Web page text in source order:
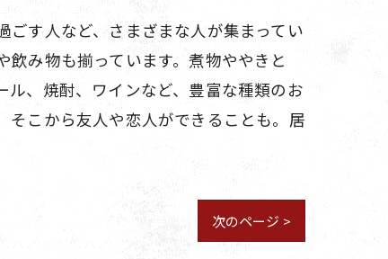
す人など、さまざまな人が集まってい
み物も揃っています。煮物ややきと
ル、焼酎、ワインなど、豊富な種類のお
そこから友人や恋人ができることも。居
次のページ >